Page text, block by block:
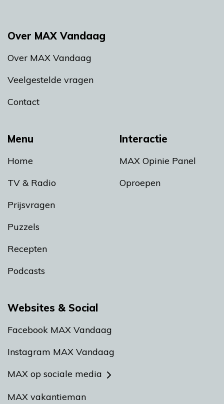
Menu
Home
TV & Radio
Prijsvragen
Puzzels
Recepten
Podcasts
Interactie
MAX Opinie Panel
Oproepen
Over MAX Vandaag
Over MAX Vandaag
Veelgestelde vragen
Contact
Websites & Social
Facebook MAX Vandaag
Instagram MAX Vandaag
MAX op sociale media
MAX vakantieman